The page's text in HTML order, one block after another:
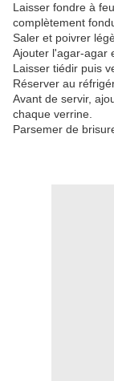
Laisser fondre à
complètement
Saler et poivrer
Ajouter l'agar-agar
Laisser tiédir puis
Réserver au
Avant de servir,
chaque verrine.
Parsemer de